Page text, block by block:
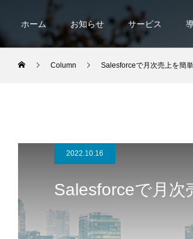
ホーム お知らせ サービス
Column Salesforceで月次売上を簡
2022.10.16
Salesforceで月次